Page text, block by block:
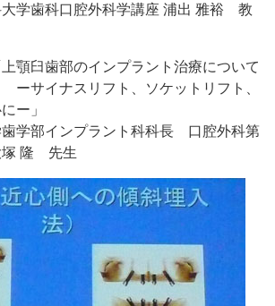
科口腔外科学講座 浦出 雅裕 教
顎臼歯部のインプラント治療について
フト、ソケットリフト、
ー」
インプラント科科長 口腔外科第
隆 先生